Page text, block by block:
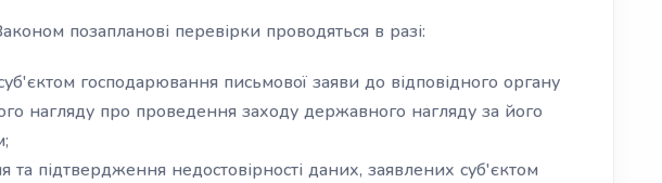
позапланові перевірки проводяться в разі:
господарювання письмової заяви до відповідного органу
нагляду про проведення заходу державного нагляду за його
та підтвердження недостовірності даних, заявлених суб'єктом